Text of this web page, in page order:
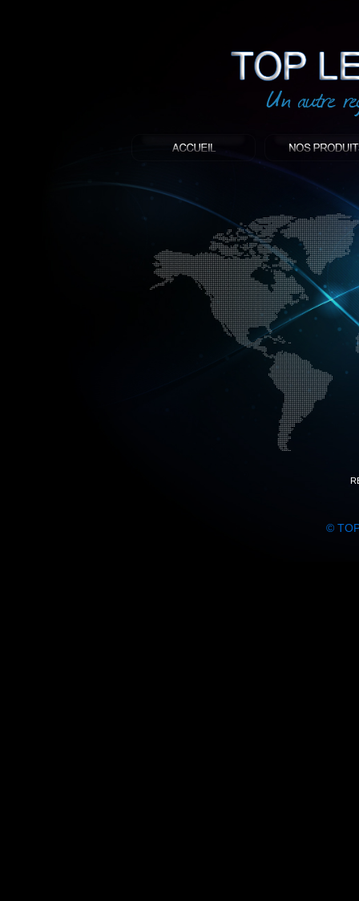
©
: Top led world
Produit décoratif led
Objet publicitaire led
éclairage blanc led
Enseigne publicitaire
Fabriquant et distributeur français
gamme à base de LED.
led, Topledworld, top led world, top
économie énergie, edf, lumière,